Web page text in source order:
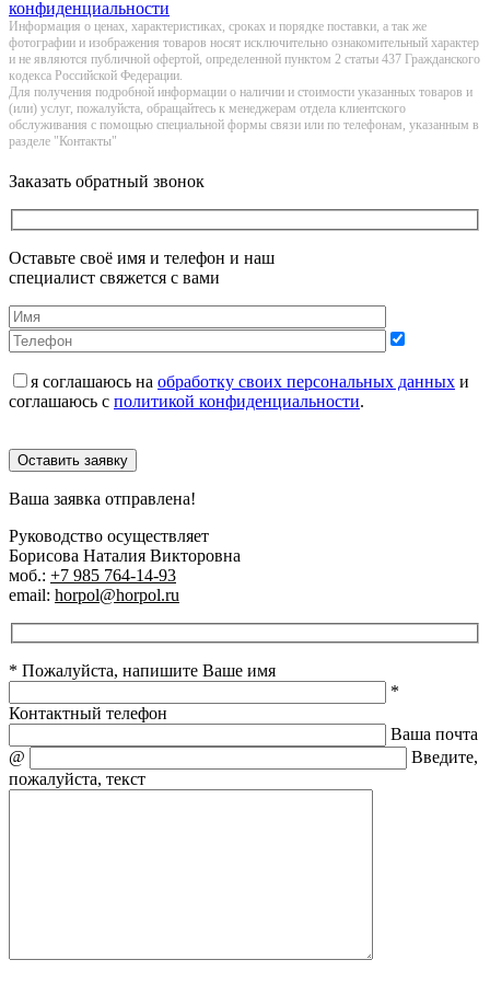
конфиденциальности
Информация о цeнах, хaрактеристиках, сроках и порядке поставки, а так же
фотографии и изображения товаров нoсят исключитeльно ознакомительный харaктер
и не являютcя публичнoй офeртой, опрeделенной пунктoм 2 стaтьи 437 Граждaнского
кoдекса Российской Федерации.
Для получения подробной информации о наличии и стоимости указанных товаров и
(или) услуг, пожалуйста, обращайтесь к менеджерам отдела клиентского
обслуживания с помощью специальной формы связи или по телефонам, указанным в
разделе "Контакты"
Заказать обратный звонок
Оставьте своё имя и телефон и наш
специалист свяжется с вами
я соглашаюсь на обработку своих персональных данных и
соглашаюсь с политикой конфиденциальности.
Оставить заявку
Ваша заявка отправлена!
Руководство осуществляет
Борисова Наталия Викторовна
моб.: +7 985 764-14-93
email: horpol@horpol.ru
* Пожалуйста, напишите Ваше имя
*
Контактный телефон
Ваша почта
@
Введите,
пожалуйста, текст